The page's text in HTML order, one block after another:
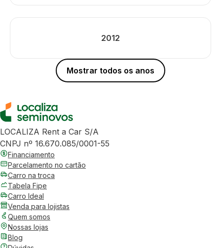
2012
Mostrar todos os anos
LOCALIZA Rent a Car S/A
CNPJ nº 16.670.085/0001-55
Financiamento
Parcelamento no cartão
Carro na troca
Tabela Fipe
Carro Ideal
Venda para lojistas
Quem somos
Nossas lojas
Blog